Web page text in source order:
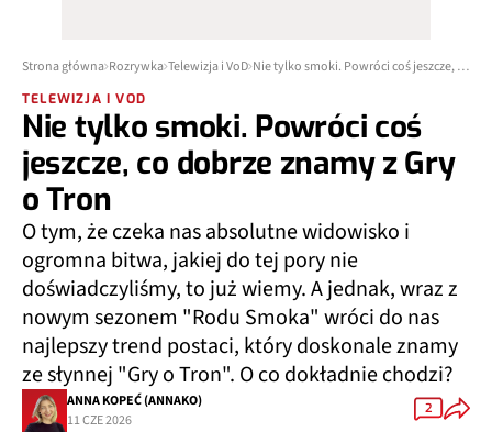
Strona główna Rozrywka Telewizja i VoD Nie tylko smoki. Powróci coś jeszcze, co dobrze znamy z Gry o Tron
TELEWIZJA I VOD
Nie tylko smoki. Powróci coś
jeszcze, co dobrze znamy z Gry
o Tron
O tym, że czeka nas absolutne widowisko i
ogromna bitwa, jakiej do tej pory nie
doświadczyliśmy, to już wiemy. A jednak, wraz z
nowym sezonem "Rodu Smoka" wróci do nas
najlepszy trend postaci, który doskonale znamy
ze słynnej "Gry o Tron". O co dokładnie chodzi?
ANNA KOPEĆ (ANNAKO)
11 CZE 2026
2